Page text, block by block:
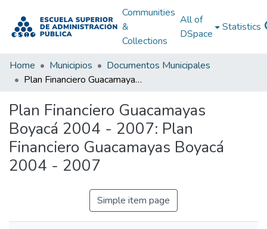
Communities
&
Collections
All of
DSpace
Statistics
Home Municipios
Documentos Municipales
Plan Financiero Guacamayas Boyacá 2004 - 2007: Plan Financiero Guacamayas Boyacá 2004 - 2007
Plan Financiero Guacamayas
Boyacá 2004 - 2007: Plan
Financiero Guacamayas Boyacá
2004 - 2007
Simple item page